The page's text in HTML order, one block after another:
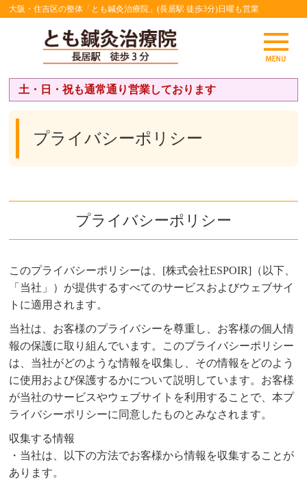
大阪・住吉区の整体「とも鍼灸治療院」(長居駅 徒歩3分)日曜も営業
土・日・祝も通常通り営業しております
プライバシーポリシー
プライバシーポリシー
このプライバシーポリシーは、[株式会社ESPOIR]（以下、
「当社」）が提供するすべてのサービスおよびウェブサイ
トに適用されます。
当社は、お客様のプライバシーを尊重し、お客様の個人情
報の保護に取り組んでいます。このプライバシーポリシー
は、当社がどのような情報を収集し、その情報をどのよう
に使用および保護するかについて説明しています。お客様
が当社のサービスやウェブサイトを利用することで、本プ
ライバシーポリシーに同意したものとみなされます。
収集する情報
・当社は、以下の方法でお客様から情報を収集することが
あります。